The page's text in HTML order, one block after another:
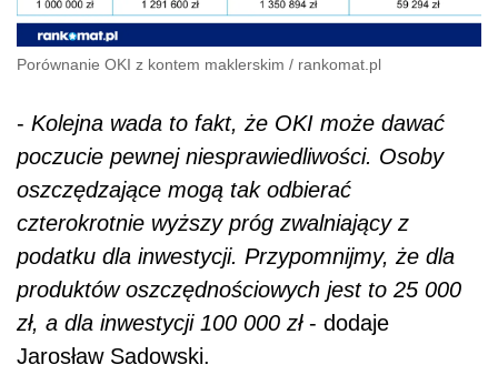
Porównanie OKI z kontem maklerskim / rankomat.pl
- Kolejna wada to fakt, że OKI może dawać
poczucie pewnej niesprawiedliwości. Osoby
oszczędzające mogą tak odbierać
czterokrotnie wyższy próg zwalniający z
podatku dla inwestycji. Przypomnijmy, że dla
produktów oszczędnościowych jest to 25 000
zł, a dla inwestycji 100 000 zł- dodaje
Jarosław Sadowski.